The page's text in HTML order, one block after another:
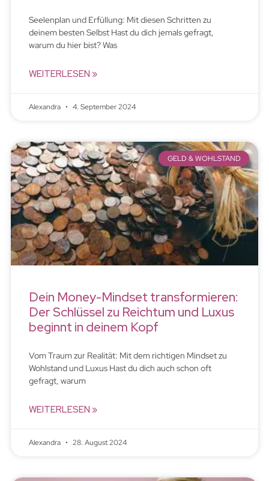
Seelenplan und Erfüllung: Mit diesen Schritten zu
deinem besten Selbst Hast du dich jemals gefragt,
warum du hier bist? Was
WEITERLESEN »
Alexandra 4. September 2024
GELD & WOHLSTAND
Dein Money-Mindset transformieren:
Der Schlüssel zu Reichtum und Luxus
beginnt in deinem Kopf
Vom Traum zur Realität: Mit dem richtigen Mindset zu
Wohlstand und Luxus Hast du dich auch schon oft
gefragt, warum
WEITERLESEN »
Alexandra 28. August 2024